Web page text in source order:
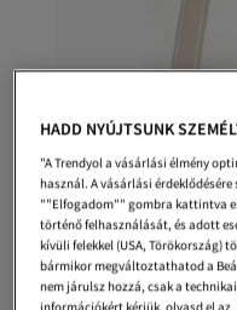
HADD NYÚJTSUNK
"A Trendyol a vásárlási élmény
használ. A vásárlási
""Elfogadom"" gombra kattintva
történő felhasználását, és adott
kívüli felekkel (USA, Törökország)
bármikor megváltoztathatod a
nem járulsz hozzá, csak a
információkért kérjük, olvasd el az